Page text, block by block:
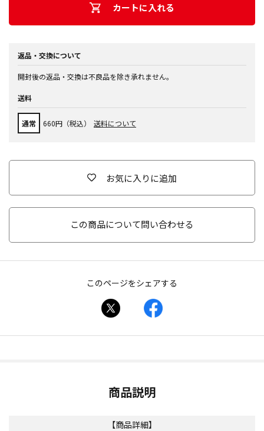
カートに入れる
返品・交換について
開封後の返品・交換は不良品を除き承れません。
送料
通常 660円（税込） 送料について
お気に入りに追加
この商品について問い合わせる
このページをシェアする
商品説明
【商品詳細】